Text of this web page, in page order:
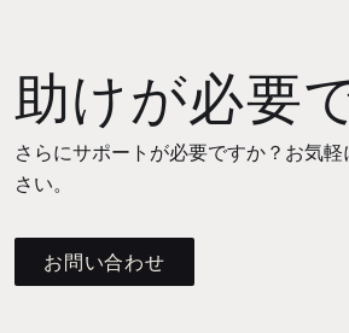
助けが必要
さらにサポートが必要ですか？お気
さい。
お問い合わせ